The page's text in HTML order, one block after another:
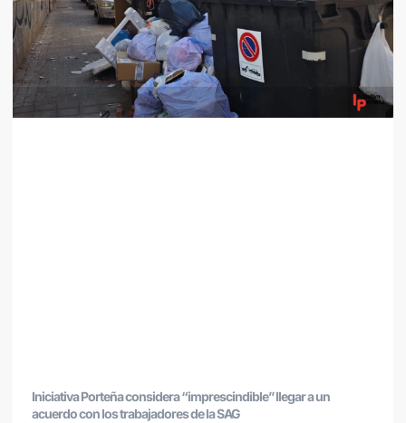
Iniciativa Porteña considera “imprescindible” llegar a un
acuerdo con los trabajadores de la SAG